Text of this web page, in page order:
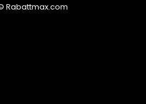
Rabattmax.com